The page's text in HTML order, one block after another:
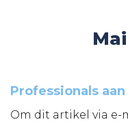
Professionals
Om dit artikel via e-